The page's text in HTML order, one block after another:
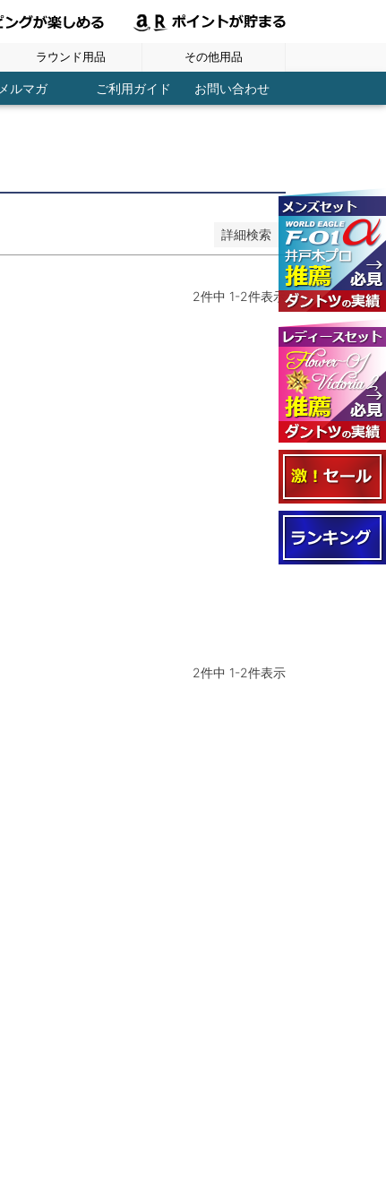
ラウンド用品
グローブ
シューズ メンズ
レディース
ヘッドカバー ドライバー用
ＦＷ用
ＵＴ用
アイアン用
ブレード パター用
マレット パター用
ラウンド用品 スコアーカウンター
ティー
ティーホルダー
ディポットツール
パターキャッチャー
ボールケース
マーカー
傘・パラソル
レーザー距離計
GPSナビ
フック付タオル
その他
その他用品
パーツ / メンテ
練習用品
コンペ用品
コース用品
ネームプレート
健康
アウトドア
トレーニング
その他
メルマガ ご利用ガイド お問い合わせ
詳細検索
2件中 1-2件表示
2件中 1-2件表示